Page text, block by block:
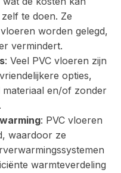
te doen. Ze
worden gelegd,
vermindert.
: Veel PVC vloeren zijn
opties,
en/of zonder
: PVC vloeren
waardoor ze
warmteverdeling